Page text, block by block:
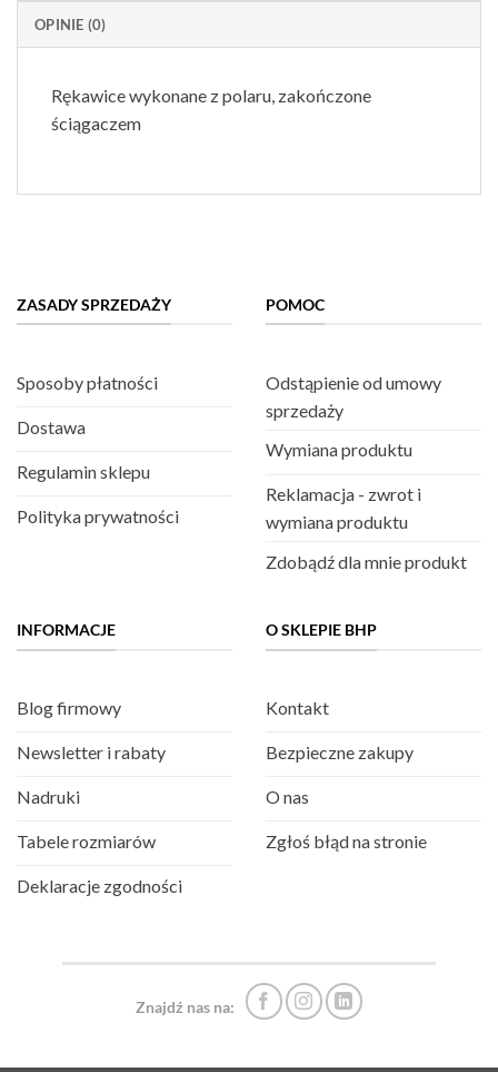
OPINIE (0)
Rękawice wykonane z polaru, zakończone
ściągaczem
ZASADY SPRZEDAŻY
Sposoby płatności
Dostawa
Regulamin sklepu
Polityka prywatności
POMOC
Odstąpienie od umowy
sprzedaży
Wymiana produktu
Reklamacja - zwrot i
wymiana produktu
Zdobądź dla mnie produkt
INFORMACJE
Blog firmowy
Newsletter i rabaty
Nadruki
Tabele rozmiarów
Deklaracje zgodności
O SKLEPIE BHP
Kontakt
Bezpieczne zakupy
O nas
Zgłoś błąd na stronie
Znajdź nas na: